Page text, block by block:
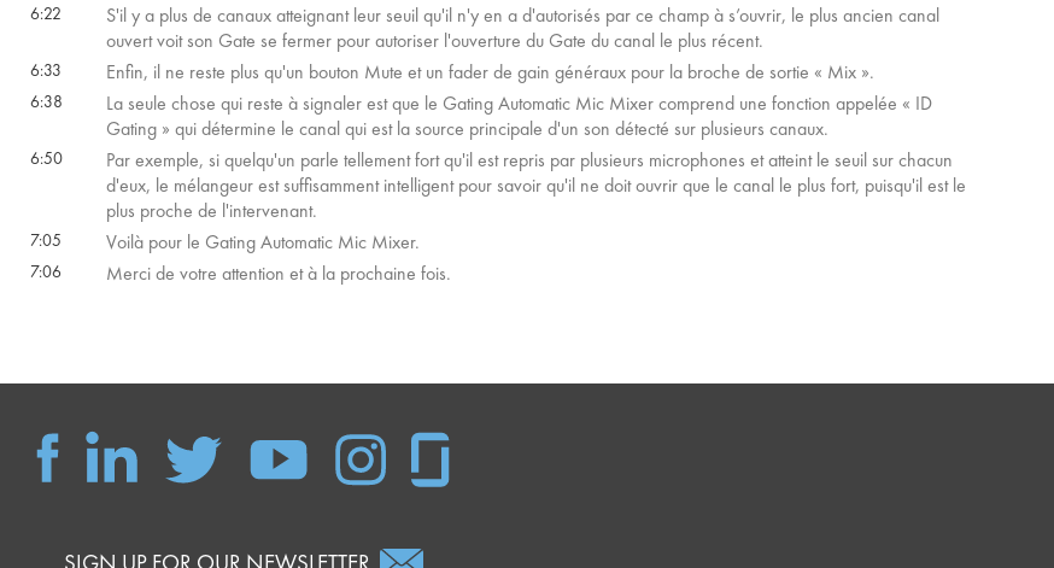
6:22
S'il y a plus de canaux atteignant leur seuil qu'il n'y en a d'autorisés par ce champ à s’ouvrir, le plus ancien canal
ouvert voit son Gate se fermer pour autoriser l'ouverture du Gate du canal le plus récent.
6:33 Enfin, il ne reste plus qu'un bouton Mute et un fader de gain généraux pour la broche de sortie « Mix ».
6:38
La seule chose qui reste à signaler est que le Gating Automatic Mic Mixer comprend une fonction appelée « ID
Gating » qui détermine le canal qui est la source principale d'un son détecté sur plusieurs canaux.
6:50
Par exemple, si quelqu'un parle tellement fort qu'il est repris par plusieurs microphones et atteint le seuil sur chacun
d'eux, le mélangeur est suffisamment intelligent pour savoir qu'il ne doit ouvrir que le canal le plus fort, puisqu'il est le
plus proche de l'intervenant.
7:05 Voilà pour le Gating Automatic Mic Mixer.
7:06 Merci de votre attention et à la prochaine fois.